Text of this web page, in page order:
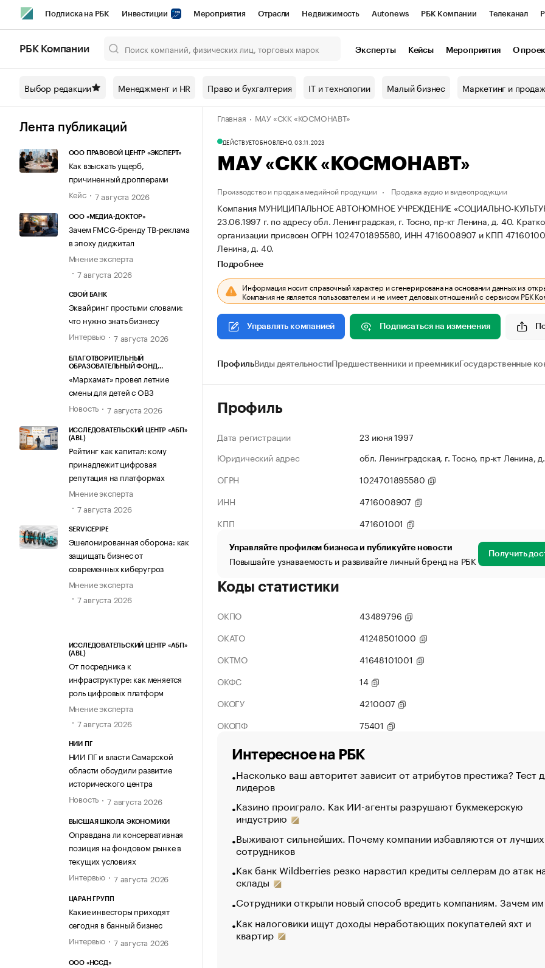
Подписка на РБК Инвестиции Мероприятия Отрасли Недвижимость Autonews РБК Компании Телеканал
Спецпроекты СПб Конференции СПб Спецпроекты Проверка контрагентов
Технологии и медиа Рынок наличной валюты
РБК Компании Эксперты Кейсы Мероприятия О
Выбор редакции Менеджмент и HR Право и бухгалтерия IT и технологии Малый бизнес Маркетинг и
Лента публикаций
ООО ПРАВОВОЙ ЦЕНТР «ЭКСПЕРТ»
Как взыскать ущерб,
причиненный дропперами
Кейс
7 августа 2026
ООО «МЕДИА-ДОКТОР»
Зачем FMCG-бренду ТВ-реклама
в эпоху диджитал
Мнение эксперта
7 августа 2026
СВОЙ БАНК
Эквайринг простыми словами:
что нужно знать бизнесу
Интервью
7 августа 2026
БЛАГОТВОРИТЕЛЬНЫЙ
ОБРАЗОВАТЕЛЬНЫЙ ФОНД
«Мархамат» провел летние
смены для детей с ОВЗ
Новость
7 августа 2026
ИССЛЕДОВАТЕЛЬСКИЙ ЦЕНТР «АБП»
(ABL)
Рейтинг как капитал: кому
принадлежит цифровая
репутация на платформах
Мнение эксперта
7 августа 2026
SERVICEPIPE
Эшелонированная оборона: как
защищать бизнес от
современных киберугроз
Мнение эксперта
7 августа 2026
ИССЛЕДОВАТЕЛЬСКИЙ ЦЕНТР «АБП»
(ABL)
От посредника к
инфраструктуре: как меняется
роль цифровых платформ
Мнение эксперта
7 августа 2026
НИИ ПГ
НИИ ПГ и власти Самарской
области обсудили развитие
исторического центра
Новость
7 августа 2026
ВЫСШАЯ ШКОЛА ЭКОНОМИКИ
Оправдана ли консервативная
позиция на фондовом рынке в
текущих условиях
Интервью
7 августа 2026
ЦАРАН ГРУПП
Какие инвесторы приходят
сегодня в банный бизнес
Интервью
7 августа 2026
ООО «НССД»
Главная МАУ «СКК «КОСМОНАВТ»
ДЕЙСТВУЕТОБНОВЛЕНО, 03.11.2023
МАУ «СКК «КОСМОНАВТ»
Производство и продажа медийной продукции Продажа аудио и видеопродукции
Компания МУНИЦИПАЛЬНОЕ АВТОНОМНОЕ УЧРЕЖДЕНИЕ «СОЦИАЛЬНО-
23.06.1997 г. по адресу обл. Ленинградская, г. Тосно, пр-кт Ленина, д. 40.
организации присвоен ОГРН 1024701895580, ИНН 4716008907 и КПП
Ленина, д. 40.
Подробнее
Информация носит справочный характер и сгенерирована на основании данных из
Компания не является пользователем и не имеет деловых отношений с сервисом РБК
Управлять компанией Подписаться на изменения
ПрофильВиды деятельности Предшественники и преемникиГосударственные
Профиль
Дата регистрации
23 июня 1997
Юридический адрес
обл. Ленинградская, г. Тосно, пр-кт Ленина,
ОГРН
1024701895580
ИНН
4716008907
КПП
471601001
Управляйте профилем бизнеса и публикуйте новости
Повышайте узнаваемость и развивайте личный бренд на РБК Получить
Коды статистики
ОКПО
43489796
ОКАТО
41248501000
ОКТМО
41648101001
ОКФС
14
ОКОГУ
4210007
ОКОПФ
75401
Интересное на РБК
Насколько ваш авторитет зависит от атрибутов престижа? Тест
лидеров
Казино проиграло. Как ИИ-агенты разрушают букмекерскую
индустрию
Выживают сильнейших. Почему компании избавляются от лучших
сотрудников
Как банк Wildberries резко нарастил кредиты селлерам до атак
склады
Сотрудники открыли новый способ вредить компаниям. Зачем
Как налоговики ищут доходы неработающих покупателей яхт и
квартир